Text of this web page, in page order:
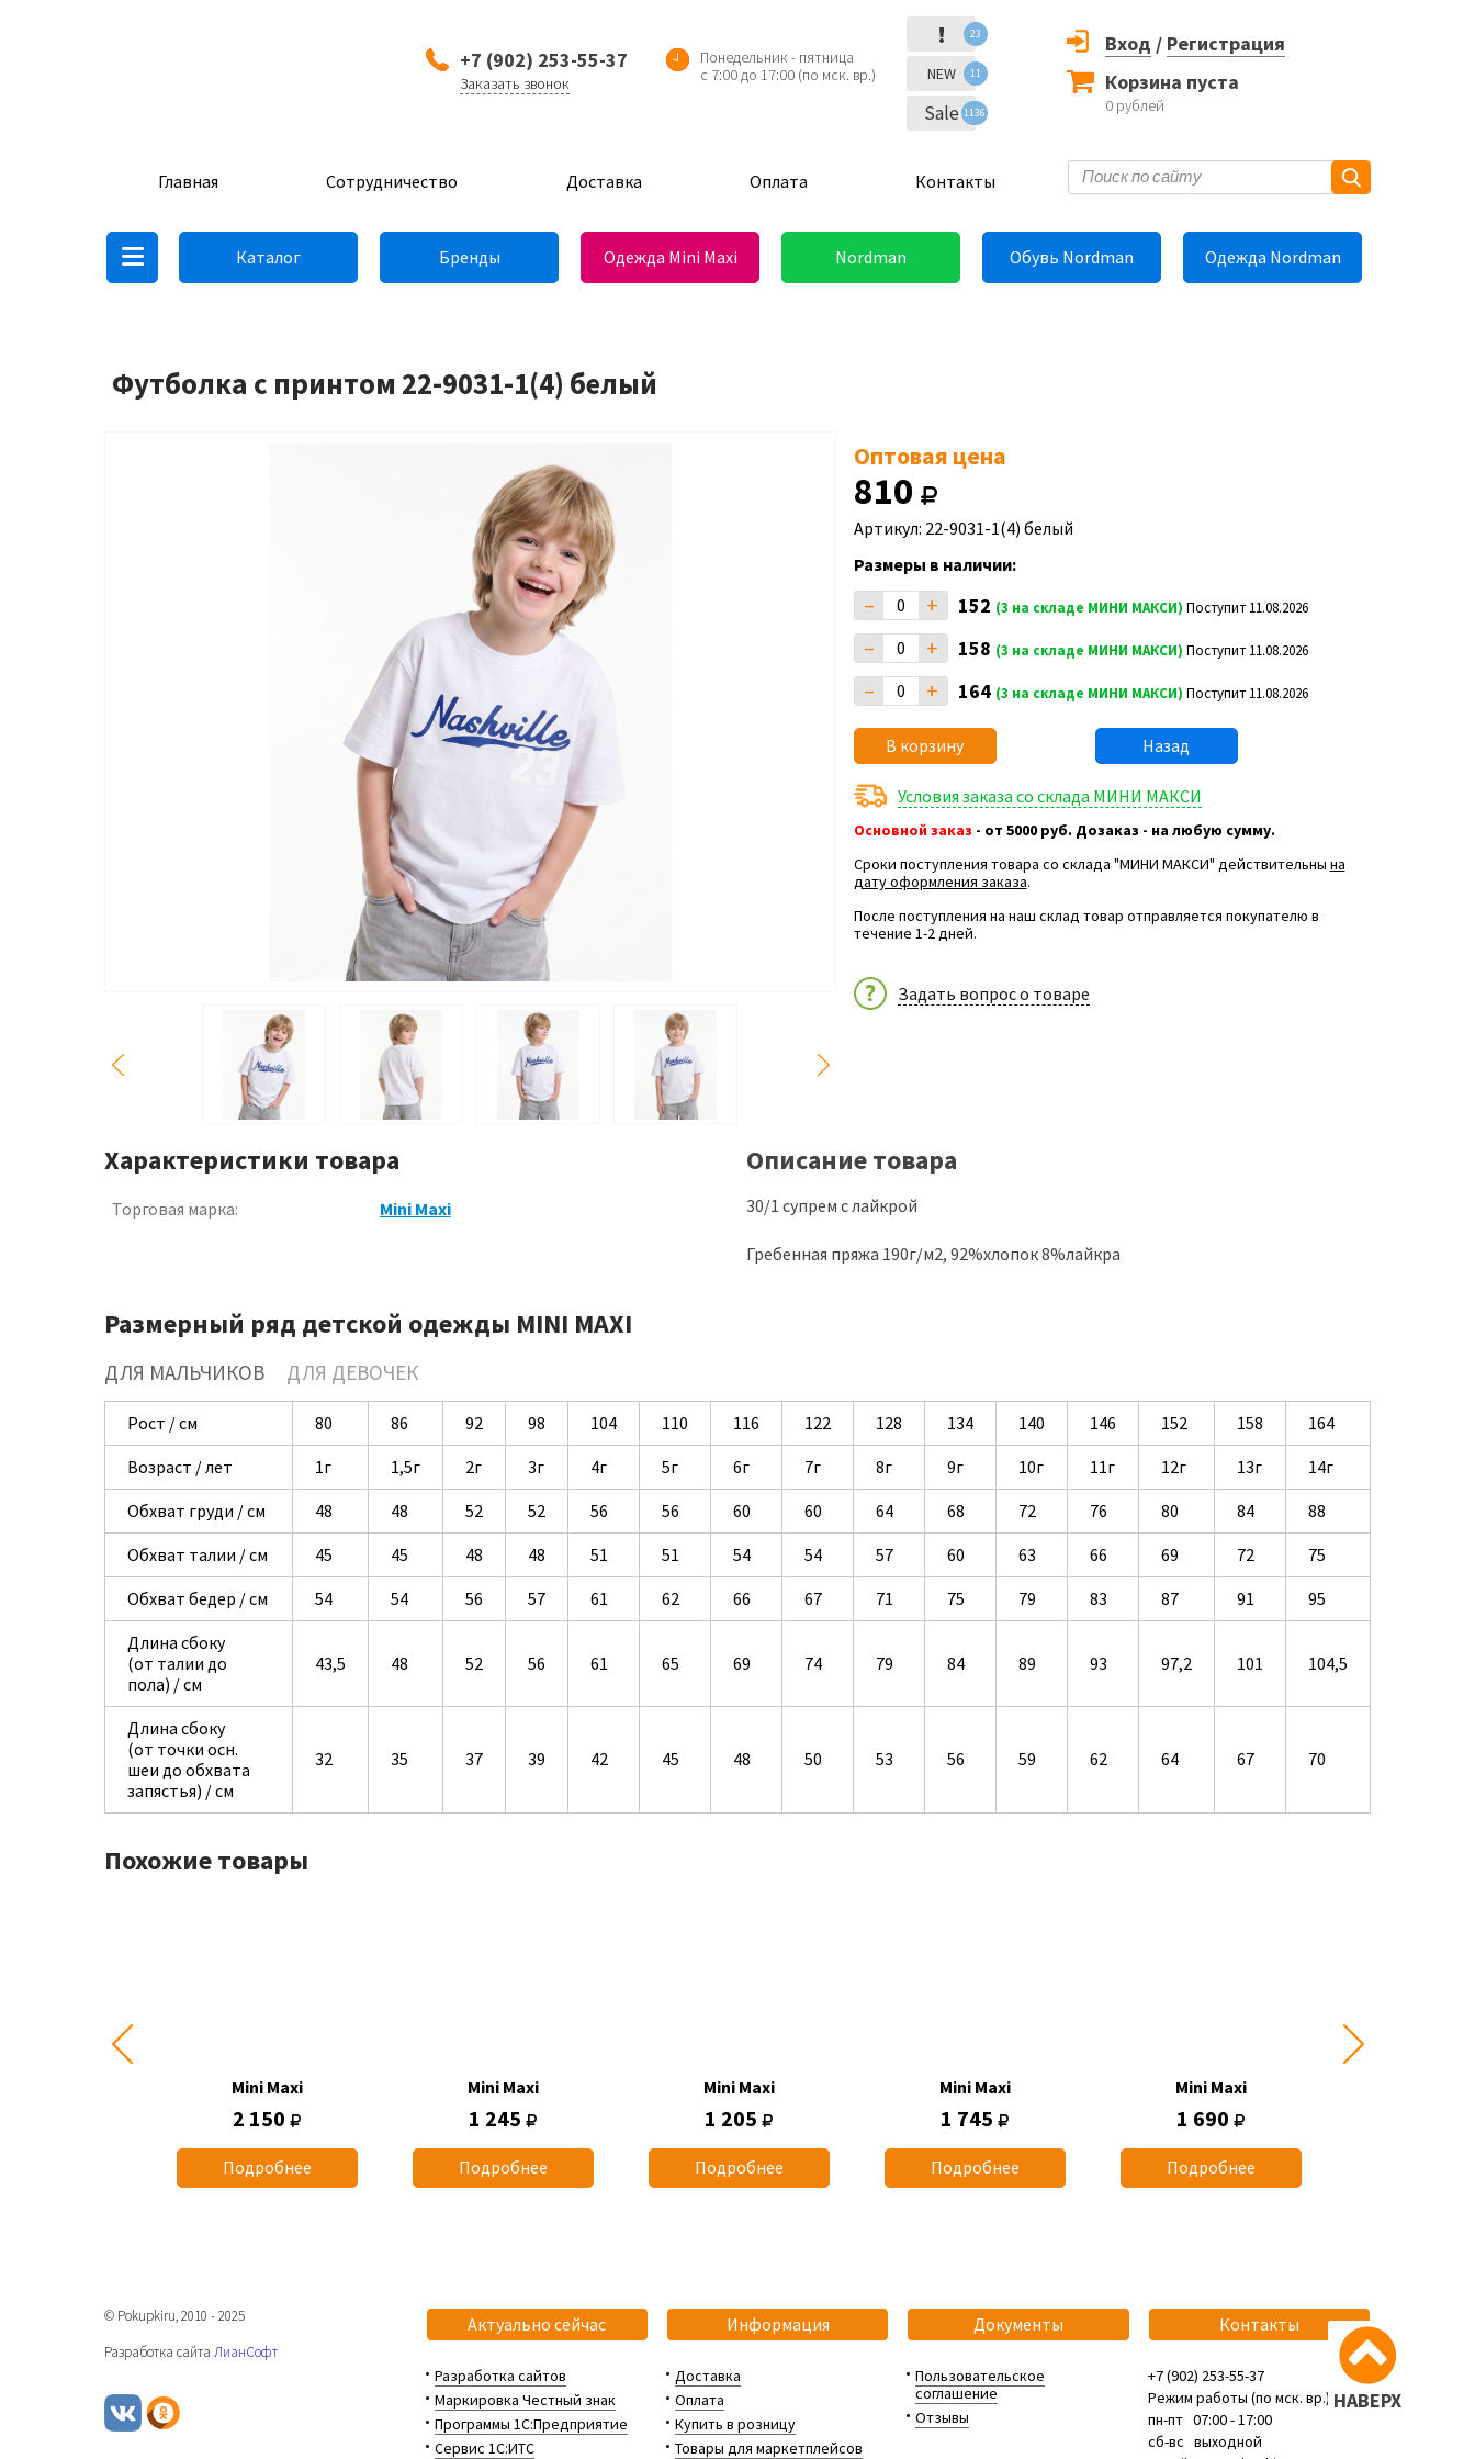
+7 (902) 253-55-37
Заказать звонок
Понедельник - пятница
с 7:00 до 17:00 (по мск. вр.)
! 23
NEW 11
Sale 1136
Вход / Регистрация
Корзина пуста
0 рублей
Главная Сотрудничество Доставка Оплата Контакты
Каталог Бренды Одежда Mini Maxi Nordman Обувь Nordman Одежда Nordman
Футболка с принтом 22-9031-1(4) белый
Оптовая цена
810
Артикул: 22-9031-1(4) белый
Размеры в наличии:
– + 152 (3 на складе МИНИ МАКСИ) Поступит 11.08.2026
– + 158 (3 на складе МИНИ МАКСИ) Поступит 11.08.2026
– + 164 (3 на складе МИНИ МАКСИ) Поступит 11.08.2026
В корзину Назад
Условия заказа со склада МИНИ МАКСИ
Основной заказ - от 5000 руб. Дозаказ - на любую сумму.
Сроки поступления товара со склада "МИНИ МАКСИ" действительны на
дату оформления заказа.
После поступления на наш склад товар отправляется покупателю в
течение 1-2 дней.
Задать вопрос о товаре
Характеристики товара
Торговая марка: Mini Maxi
Описание товара
30/1 супрем с лайкрой
Гребенная пряжа 190г/м2, 92%хлопок 8%лайкра
Размерный ряд детской одежды MINI MAXI
ДЛЯ МАЛЬЧИКОВ ДЛЯ ДЕВОЧЕК
Рост / см 80 86 92 98 104 110 116 122 128 134 140 146 152 158
164
Возраст / лет
1г 1,5г 2г 3г 4г 5г 6г 7г 8г 9г 10г 11г 12г 13г
14г
Обхват груди / см
48 48 52 52 56 56 60 60 64 68 72 76 80 84
88
Обхват талии / см
45 45 48 48 51 51 54 54 57 60 63 66 69 72
75
Обхват бедер / см
54 54 56 57 61 62 66 67 71 75 79 83 87 91
95
Длина сбоку
(от талии до
пола) / см
43,5 48 52 56 61 65 69 74 79 84 89 93 97,2 101 104,5
Длина сбоку
(от точки осн.
шеи до обхвата
запястья) / см
32 35 37 39 42 45 48 50 53 56 59 62 64 67 70
Похожие товары
Mini Maxi
2 150
Подробнее
Mini Maxi
1 245
Подробнее
Mini Maxi
1 205
Подробнее
Mini Maxi
1 745
Подробнее
Mini Maxi
1 690
Подробнее
НАВЕРХ
Актуально сейчас
Разработка сайтов
Маркировка Честный знак
Программы 1С:Предприятие
Сервис 1С:ИТС
Информация
Доставка
Оплата
Купить в розницу
Товары для маркетплейсов
Документы
Пользовательское
соглашение
Отзывы
Контакты
+7 (902) 253-55-37
Режим работы (по мск. вр.):
пн-пт 07:00 - 17:00
сб-вс выходной
© Pokupkiru, 2010 - 2025
Разработка сайта ЛианСофт